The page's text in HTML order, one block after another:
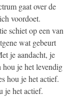
gaat over de
voordoet.
schiet op een van
wat gebeurt
je aandacht, je
hou je het levendig
hou je het actief.
je het actief.